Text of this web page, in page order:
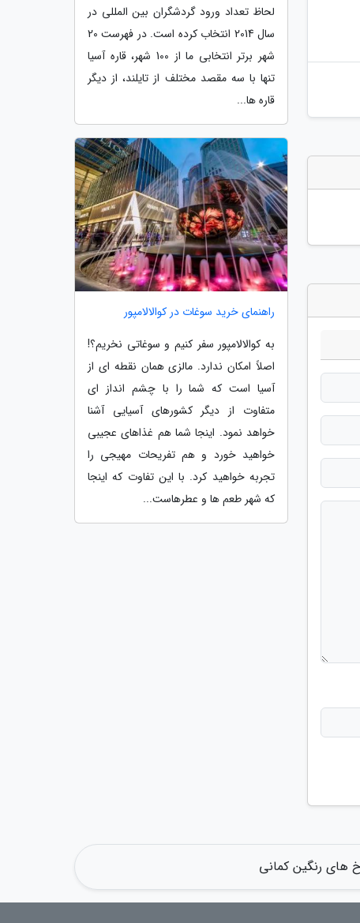
لحاظ تعداد ورود گردشگران بین المللی در
سال 2014 انتخاب کرده است. در فهرست 20
شهر برتر انتخابی ما از 100 شهر، قاره آسیا
تنها با سه مقصد مختلف از تایلند، از دیگر
قاره ها...
راهنمای خرید سوغات در کوالالامپور
به کوالالامپور سفر کنیم و سوغاتی نخریم؟!
اصلاً امکان ندارد. مالزی همان نقطه ای از
آسیا است که شما را با چشم انداز ای
متفاوت از دیگر کشورهای آسیایی آشنا
خواهد نمود. اینجا شما هم غذاهای عجیبی
خواهید خورد و هم تفریحات مهیجی را
تجربه خواهید کرد. با این تفاوت که اینجا
که شهر طعم ها و عطرهاست...
های رنگین کمانی